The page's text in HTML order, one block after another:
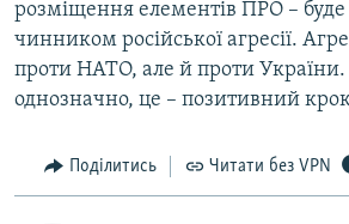
розміщення елементів ПРО –
чинником російської агресії.
проти НАТО, але й проти
однозначно, це – позитивний
Поділитись Читати без VPN